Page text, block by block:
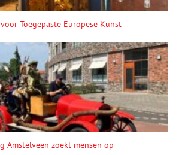
Toegepaste Europese Kunst
Amstelveen zoekt mensen op